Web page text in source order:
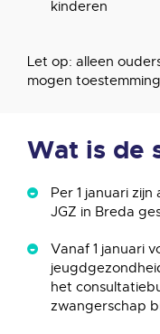
kinderen
Let op: alleen
mogen
Wat is de
Per 1 januari
JGZ in Breda
Vanaf 1 januari
het
zwangerschap